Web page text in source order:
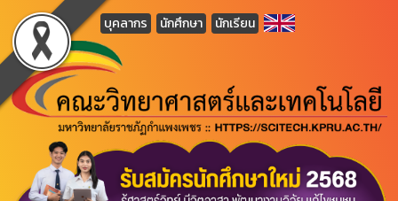
บุคลากร นักศึกษา นักเรียน